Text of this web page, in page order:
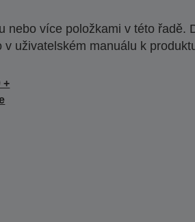
nebo více položkami v této řadě.
uživatelském manuálu k
+